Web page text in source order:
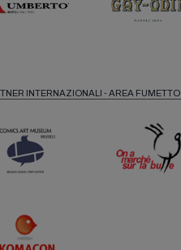
INTERNAZIONALI - AREA FUMETTO